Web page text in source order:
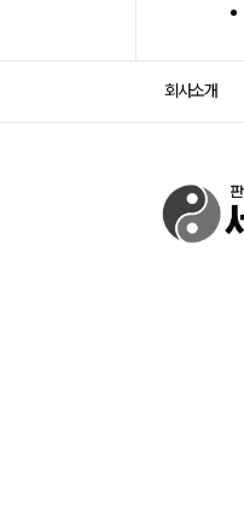
회사소개